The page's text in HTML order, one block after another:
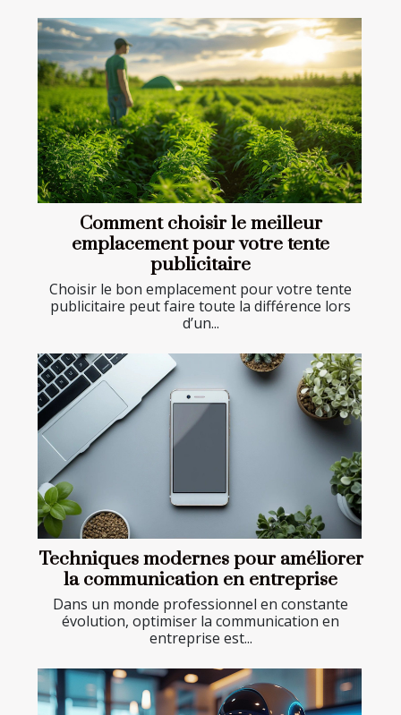
Comment choisir le meilleur
emplacement pour votre tente
publicitaire
Choisir le bon emplacement pour votre tente
publicitaire peut faire toute la différence lors
d’un...
Techniques modernes pour améliorer
la communication en entreprise
Dans un monde professionnel en constante
évolution, optimiser la communication en
entreprise est...